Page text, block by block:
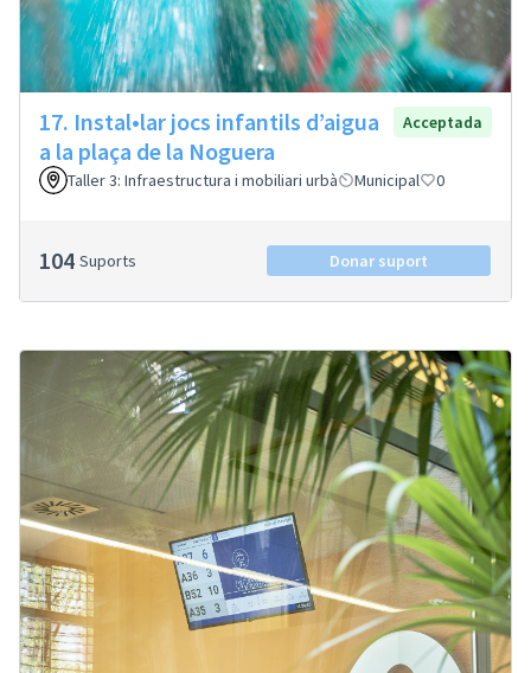
17. Instal•lar jocs infantils d’aigua
a la plaça de la Noguera
Acceptada
Taller 3: Infraestructura i mobiliari urbà Municipal 0
104 Suports Donar suport